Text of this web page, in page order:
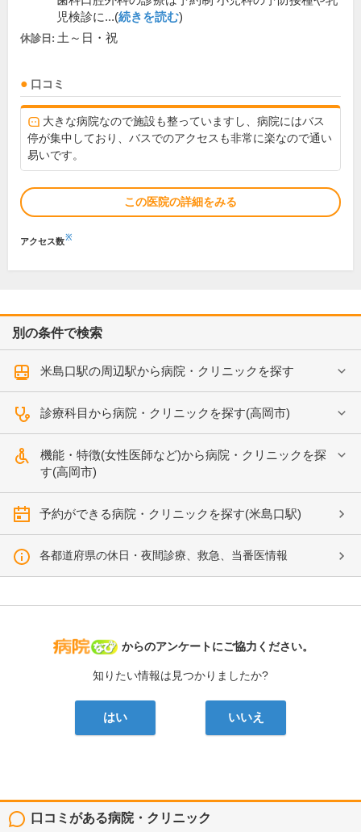
児検診に...(続きを読む)
休診日: 土～日・祝
口コミ
大きな病院なので施設も整っていますし、病院にはバス
停が集中しており、バスでのアクセスも非常に楽なので通い
易いです。
この医院の詳細をみる
アクセス数※
別の条件で検索
米島口駅の周辺駅から病院・クリニックを探す
診療科目から病院・クリニックを探す(高岡市)
機能・特徴(女性医師など)から病院・クリニックを探
す(高岡市)
予約ができる病院・クリニックを探す(米島口駅)
各都道府県の休日・夜間診療、救急、当番医情報
病院なび
からのアンケートにご協力ください。
知りたい情報は見つかりましたか?
はい いいえ
口コミがある病院・クリニック